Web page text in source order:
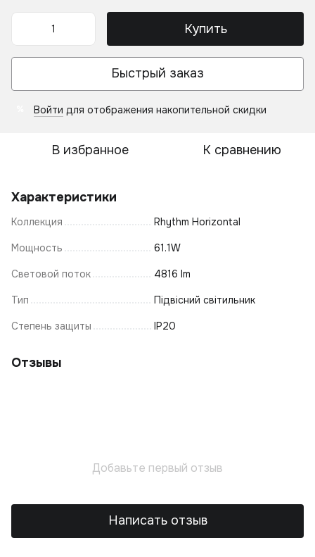
Купить
Быстрый заказ
Войти для отображения накопительной скидки
В избранное К сравнению
Характеристики
Коллекция Rhythm Horizontal
Мощность 61.1W
Световой поток 4816 lm
Тип Підвісний світильник
Степень защиты IP20
Отзывы
Добавьте первый отзыв
Написать отзыв